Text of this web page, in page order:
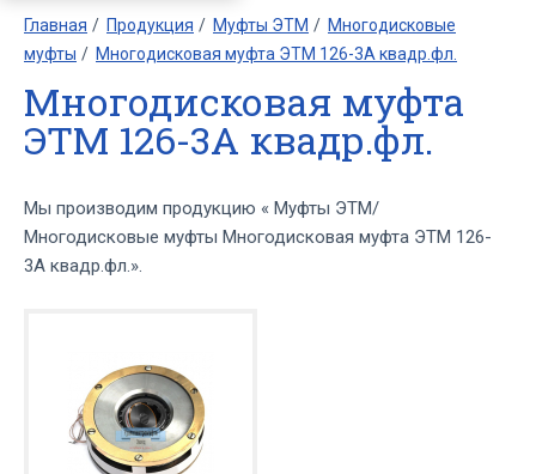
Главная Продукция Муфты ЭТМ
Многодисковые
муфты
Многодисковая муфта ЭТМ 126-3А квадр.фл.
Многодисковая муфта
ЭТМ 126-3А квадр.фл.
Мы производим продукцию « Муфты ЭТМ/
Многодисковые муфты Многодисковая муфта ЭТМ 126-
3А квадр.фл.».